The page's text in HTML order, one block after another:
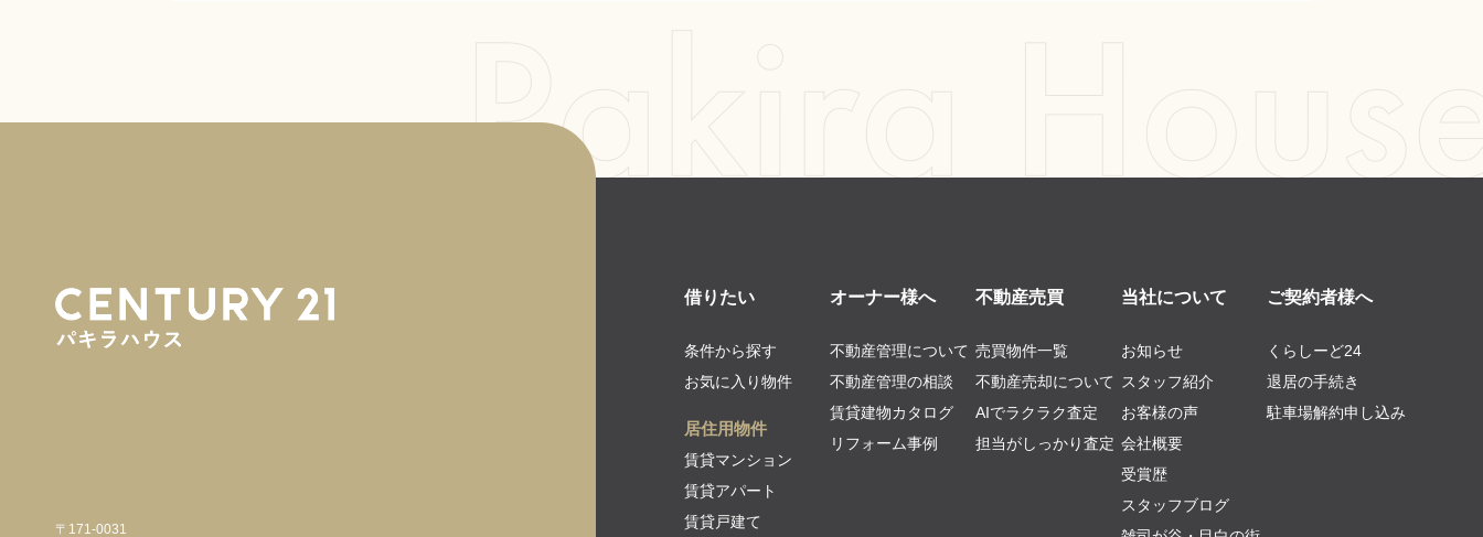
〒171-0031
借りたい
条件から探す
お気に入り物件
居住用物件
賃貸マンション
賃貸アパート
賃貸戸建て
オーナー様へ
不動産管理について
不動産管理の相談
賃貸建物カタログ
リフォーム事例
不動産売買
売買物件一覧
不動産売却について
AIでラクラク査定
担当がしっかり査定
当社について
お知らせ
スタッフ紹介
お客様の声
会社概要
受賞歴
スタッフブログ
ご契約者様へ
くらしーど24
退居の手続き
駐車場解約申し込み